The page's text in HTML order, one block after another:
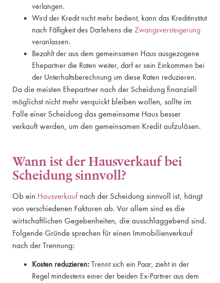
verlangen.
Wird der Kredit nicht mehr bedient, kann das Kreditinstitut
nach Fälligkeit des Darlehens die Zwangsversteigerung
veranlassen.
Bezahlt der aus dem gemeinsamen Haus ausgezogene
Ehepartner die Raten weiter, darf er sein Einkommen bei
der Unterhaltsberechnung um diese Raten reduzieren.
Da die meisten Ehepartner nach der Scheidung finanziell
möglichst nicht mehr verquickt bleiben wollen, sollte im
Falle einer Scheidung das gemeinsame Haus besser
verkauft werden, um den gemeinsamen Kredit aufzulösen.
Wann ist der Hausverkauf bei
Scheidung sinnvoll?
Ob ein Hausverkaufnach der Scheidung sinnvoll ist, hängt
von verschiedenen Faktoren ab. Vor allem sind es die
wirtschaftlichen Gegebenheiten, die ausschlaggebend sind.
Folgende Gründe sprechen für einen Immobilienverkauf
nach der Trennung:
Kosten reduzieren: Trennt sich ein Paar, zieht in der
Regel mindestens einer der beiden Ex-Partner aus dem